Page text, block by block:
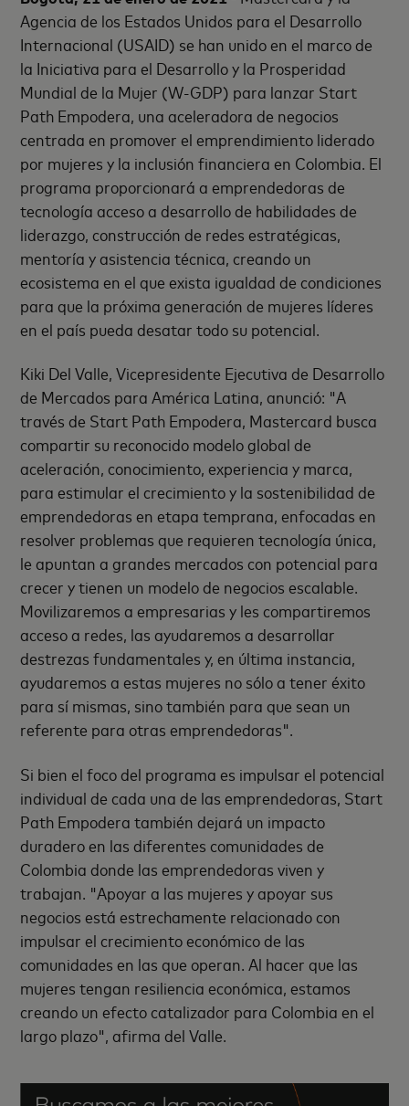
Agencia de los Estados Unidos para el Desarrollo
Internacional (USAID) se han unido en el marco de
la Iniciativa para el Desarrollo y la Prosperidad
Mundial de la Mujer (W-GDP) para lanzar Start
Path Empodera, una aceleradora de negocios
centrada en promover el emprendimiento liderado
por mujeres y la inclusión financiera en Colombia. El
programa proporcionará a emprendedoras de
tecnología acceso a desarrollo de habilidades de
liderazgo, construcción de redes estratégicas,
mentoría y asistencia técnica, creando un
ecosistema en el que exista igualdad de condiciones
para que la próxima generación de mujeres líderes
en el país pueda desatar todo su potencial.
Kiki Del Valle, Vicepresidente Ejecutiva de Desarrollo
de Mercados para América Latina, anunció: "A
través de Start Path Empodera, Mastercard busca
compartir su reconocido modelo global de
aceleración, conocimiento, experiencia y marca,
para estimular el crecimiento y la sostenibilidad de
emprendedoras en etapa temprana, enfocadas en
resolver problemas que requieren tecnología única,
le apuntan a grandes mercados con potencial para
crecer y tienen un modelo de negocios escalable.
Movilizaremos a empresarias y les compartiremos
acceso a redes, las ayudaremos a desarrollar
destrezas fundamentales y, en última instancia,
ayudaremos a estas mujeres no sólo a tener éxito
para sí mismas, sino también para que sean un
referente para otras emprendedoras".
Si bien el foco del programa es impulsar el potencial
individual de cada una de las emprendedoras, Start
Path Empodera también dejará un impacto
duradero en las diferentes comunidades de
Colombia donde las emprendedoras viven y
trabajan. "Apoyar a las mujeres y apoyar sus
negocios está estrechamente relacionado con
impulsar el crecimiento económico de las
comunidades en las que operan. Al hacer que las
mujeres tengan resiliencia económica, estamos
creando un efecto catalizador para Colombia en el
largo plazo", afirma del Valle.